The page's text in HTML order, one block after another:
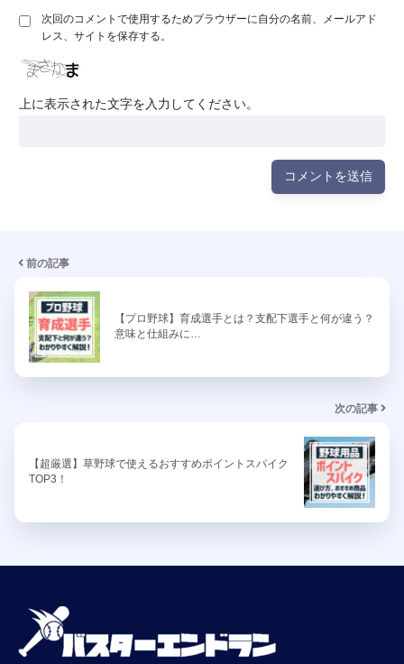
次回のコメントで使用するためブラウザーに自分の名前、メールアド
レス、サイトを保存する。
上に表示された文字を入力してください。
前の記事
【プロ野球】育成選手とは？支配下選手と何が違う？
意味と仕組みに…
次の記事
【超厳選】草野球で使えるおすすめポイントスパイク
TOP3！